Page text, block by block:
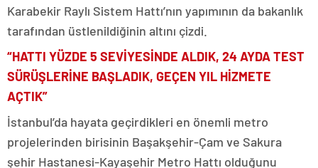
Karabekir Raylı Sistem Hattı’nın yapımının da bakanlık
tarafından üstlenildiğinin altını çizdi.
“HATTI YÜZDE 5 SEVİYESİNDE ALDIK, 24 AYDA TEST
SÜRÜŞLERİNE BAŞLADIK, GEÇEN YIL HİZMETE
AÇTIK”
İstanbul’da hayata geçirdikleri en önemli metro
projelerinden birisinin Başakşehir-Çam ve Sakura
şehir Hastanesi-Kayaşehir Metro Hattı olduğunu